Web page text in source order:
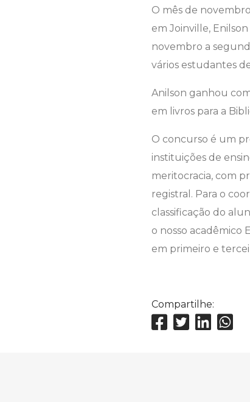
O mês de
em Joinville,
novembro a
vários estudantes
Anilson ganhou
em livros para a
O concurso é um
instituições de
meritocracia, com
registral. Para o
classificação do
o nosso acadêmico
em primeiro e
Compartilhe: